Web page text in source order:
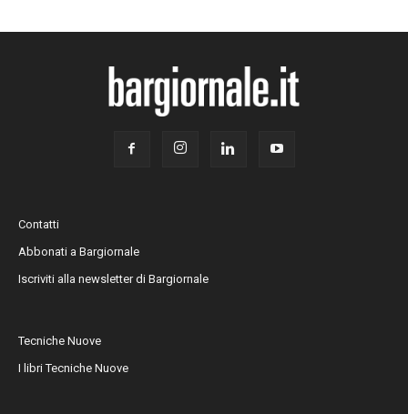
Contatti
Abbonati a Bargiornale
Iscriviti alla newsletter di Bargiornale
Tecniche Nuove
I libri Tecniche Nuove